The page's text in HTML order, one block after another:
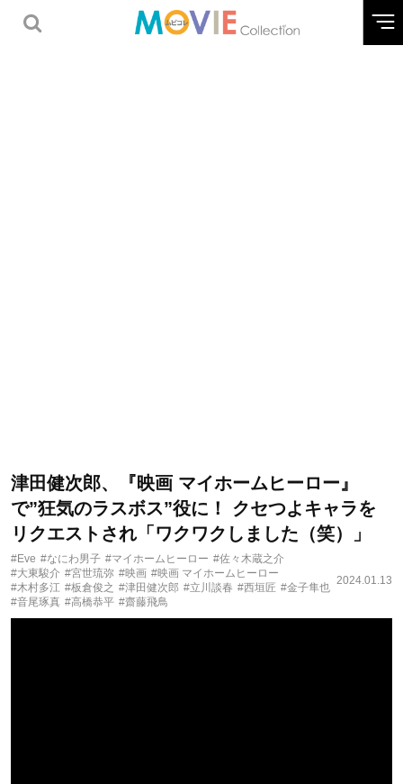
津田健次郎、『映画 マイホームヒーロー』
で”狂気のラスボス”役に！ クセつよキャラを
リクエストされ「ワクワクしました（笑）」
#Eve #なにわ男子 #マイホームヒーロー #佐々木蔵之介
#大東駿介 #宮世琉弥 #映画 #映画 マイホームヒーロー
#木村多江 #板倉俊之 #津田健次郎 #立川談春 #西垣匠 #金子隼也
#音尾琢真 #高橋恭平 #齋藤飛鳥
2024.01.13